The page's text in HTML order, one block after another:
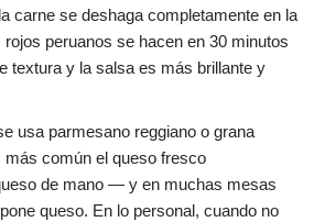
carne se deshaga completamente en la
peruanos se hacen en 30 minutos
textura y la salsa es más brillante y
usa parmesano reggiano o grana
más común el queso fresco
de mano — y en muchas mesas
queso. En lo personal, cuando no